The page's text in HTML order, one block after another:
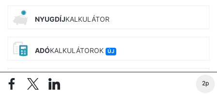
2p
NYUGDÍJKALKULÁTOR
ADÓKALKULÁTOROK ÚJ
BÉR KALKULÁTOROK